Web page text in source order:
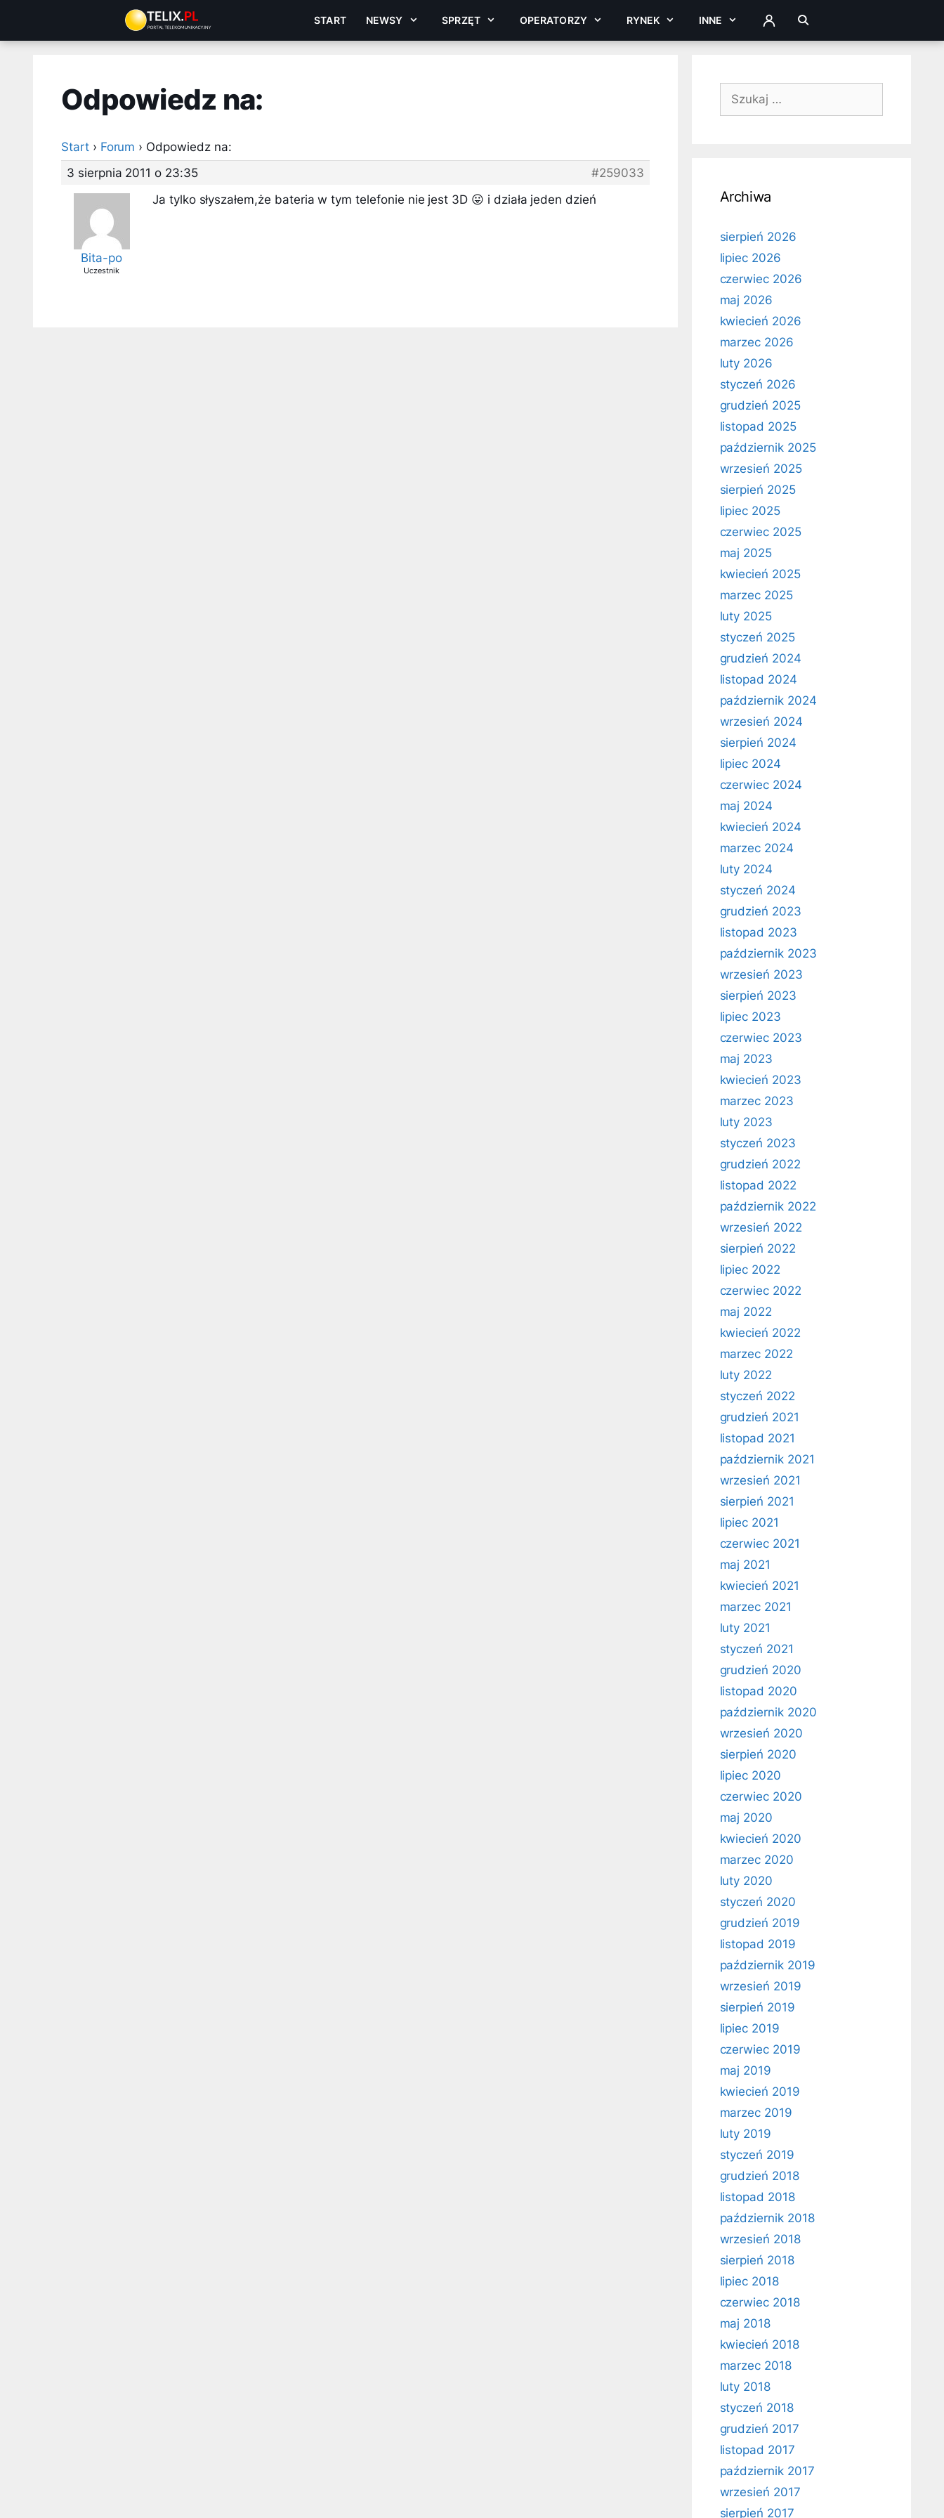
treści
START NEWSY SPRZĘT OPERATORZY RYNEK INNE ZALOGUJ
Odpowiedz na:
Start › Forum › Odpowiedz na:
3 sierpnia 2011 o 23:35
#259033
Bita-po
Uczestnik
Ja tylko słyszałem,że bateria w tym telefonie nie jest 3D 😛 i działa jeden dzień
Szukaj:
Archiwa
sierpień 2026
lipiec 2026
czerwiec 2026
maj 2026
kwiecień 2026
marzec 2026
luty 2026
styczeń 2026
grudzień 2025
listopad 2025
październik 2025
wrzesień 2025
sierpień 2025
lipiec 2025
czerwiec 2025
maj 2025
kwiecień 2025
marzec 2025
luty 2025
styczeń 2025
grudzień 2024
listopad 2024
październik 2024
wrzesień 2024
sierpień 2024
lipiec 2024
czerwiec 2024
maj 2024
kwiecień 2024
marzec 2024
luty 2024
styczeń 2024
grudzień 2023
listopad 2023
październik 2023
wrzesień 2023
sierpień 2023
lipiec 2023
czerwiec 2023
maj 2023
kwiecień 2023
marzec 2023
luty 2023
styczeń 2023
grudzień 2022
listopad 2022
październik 2022
wrzesień 2022
sierpień 2022
lipiec 2022
czerwiec 2022
maj 2022
kwiecień 2022
marzec 2022
luty 2022
styczeń 2022
grudzień 2021
listopad 2021
październik 2021
wrzesień 2021
sierpień 2021
lipiec 2021
czerwiec 2021
maj 2021
kwiecień 2021
marzec 2021
luty 2021
styczeń 2021
grudzień 2020
listopad 2020
październik 2020
wrzesień 2020
sierpień 2020
lipiec 2020
czerwiec 2020
maj 2020
kwiecień 2020
marzec 2020
luty 2020
styczeń 2020
grudzień 2019
listopad 2019
październik 2019
wrzesień 2019
sierpień 2019
lipiec 2019
czerwiec 2019
maj 2019
kwiecień 2019
marzec 2019
luty 2019
styczeń 2019
grudzień 2018
listopad 2018
październik 2018
wrzesień 2018
sierpień 2018
lipiec 2018
czerwiec 2018
maj 2018
kwiecień 2018
marzec 2018
luty 2018
styczeń 2018
grudzień 2017
listopad 2017
październik 2017
wrzesień 2017
sierpień 2017